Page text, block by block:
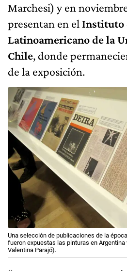
Marchesi) y en
presentan en el Instituto
Latinoamericano de la
Chile, donde
de la exposición.
Una selección de publicaciones de la
fueron expuestas las pinturas en Argentina
Valentina Parajó).